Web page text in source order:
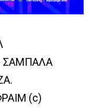
ΣΑΜΠΑΛΑ
(c)